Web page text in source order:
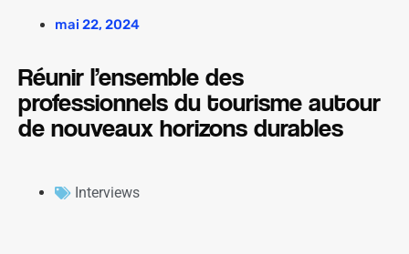
mai 22, 2024
Réunir l’ensemble des
professionnels du tourisme autour
de nouveaux horizons durables
Interviews